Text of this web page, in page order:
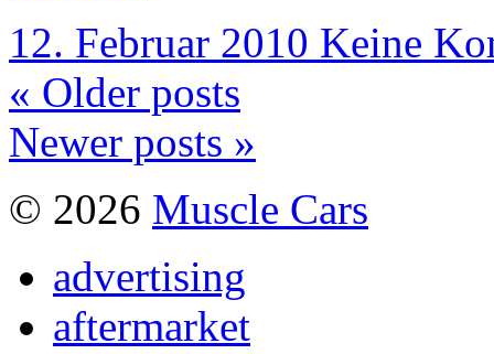
12. Februar 2010 Keine
« Older posts
Newer posts »
© 2026 Muscle Cars
advertising
aftermarket